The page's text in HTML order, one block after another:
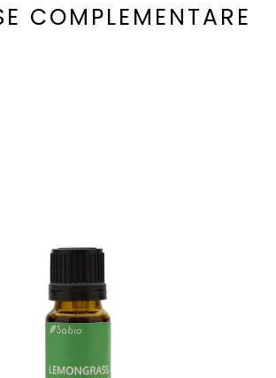
COMPLEMENTARE